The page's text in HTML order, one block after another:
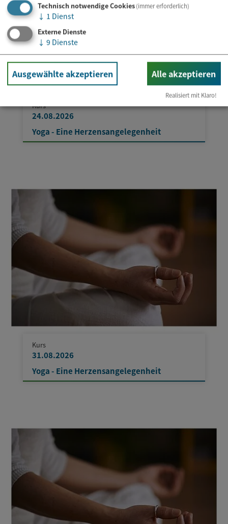
Kurs
24.08.2026
Yoga - Eine Herzensangelegenheit
Kurs
31.08.2026
Yoga - Eine Herzensangelegenheit
Technisch notwendige Cookies(immer erforderlich)
↓ 1 Dienst
Externe Dienste
↓ 9 Dienste
Ausgewählte akzeptieren Alle akzeptieren
Realisiert mit Klaro!